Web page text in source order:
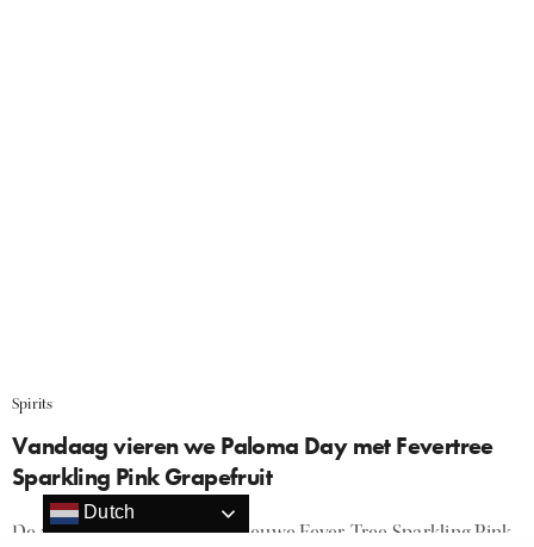
Spirits
Vandaag vieren we Paloma Day met Fevertree
Sparkling Pink Grapefruit
De zomer in je glas met de nieuwe Fever-Tree Sparkling Pink
Dutch